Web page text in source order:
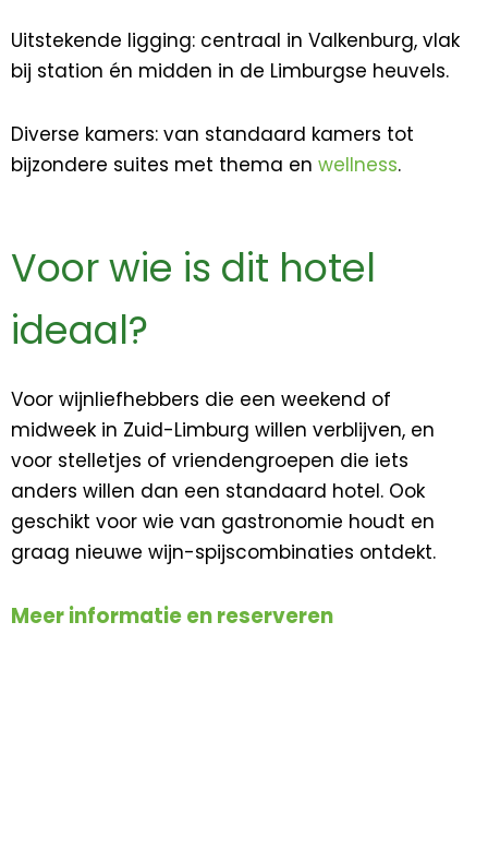
Uitstekende ligging: centraal in Valkenburg, vlak
bij station én midden in de Limburgse heuvels.
Diverse kamers: van standaard kamers tot
bijzondere suites met thema en wellness.
Voor wie is dit hotel
ideaal?
Voor wijnliefhebbers die een weekend of
midweek in Zuid-Limburg willen verblijven, en
voor stelletjes of vriendengroepen die iets
anders willen dan een standaard hotel. Ook
geschikt voor wie van gastronomie houdt en
graag nieuwe wijn-spijscombinaties ontdekt.
Meer informatie en reserveren